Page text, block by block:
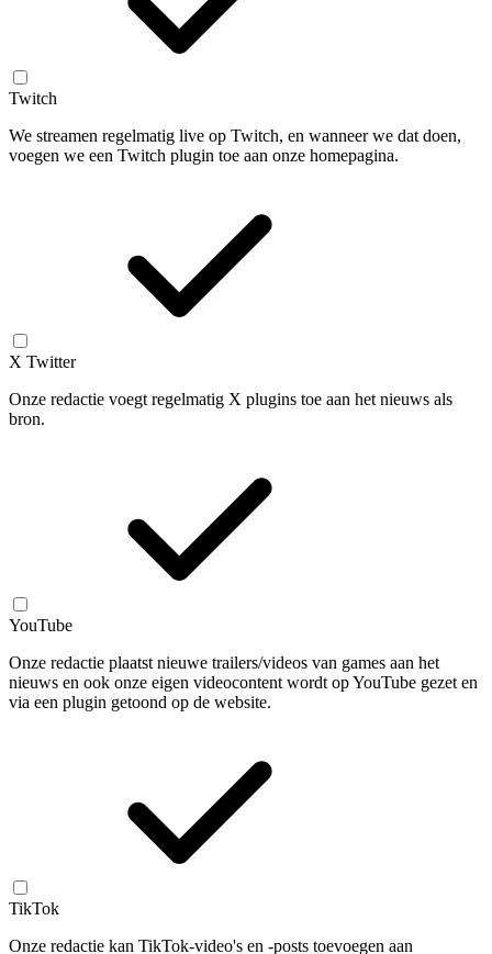
Twitch
We streamen regelmatig live op Twitch, en wanneer we dat doen,
voegen we een Twitch plugin toe aan onze homepagina.
X Twitter
Onze redactie voegt regelmatig X plugins toe aan het nieuws als
bron.
YouTube
Onze redactie plaatst nieuwe trailers/videos van games aan het
nieuws en ook onze eigen videocontent wordt op YouTube gezet en
via een plugin getoond op de website.
TikTok
Onze redactie kan TikTok-video's en -posts toevoegen aan